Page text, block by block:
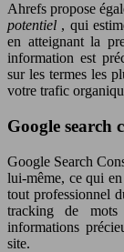
Ahrefs propose
potentiel , qui
en atteignant la
information est
sur les termes les
votre trafic
Google search
Google Search
lui-même, ce qui
tout professionnel
tracking de
informations
site.